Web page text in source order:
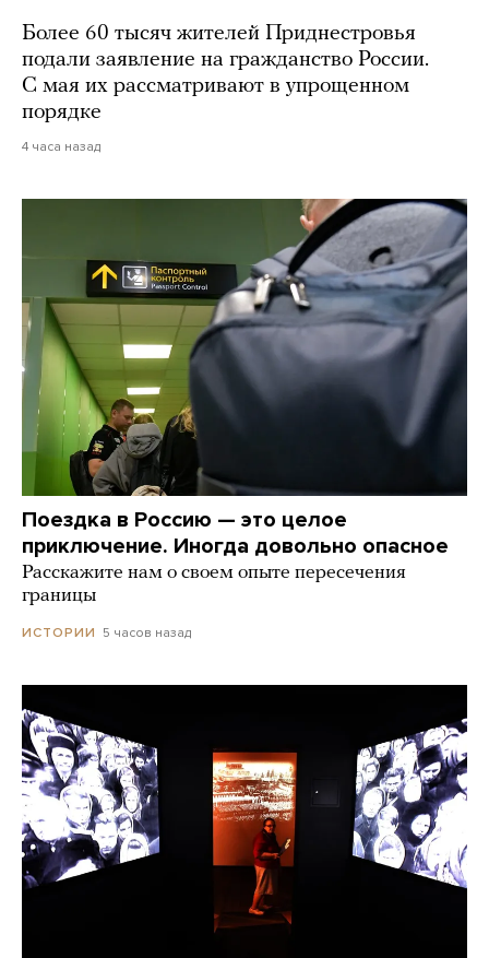
Более 60 тысяч жителей Приднестровья
подали заявление на гражданство России.
С мая их рассматривают в упрощенном
порядке
4 часа назад
Поездка в Россию — это целое
приключение. Иногда довольно опасное
Расскажите нам о своем опыте пересечения
границы
ИСТОРИИ 5 часов назад